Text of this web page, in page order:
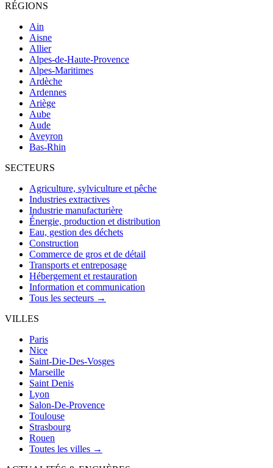
RÉGIONS
Ain
Aisne
Allier
Alpes-de-Haute-Provence
Alpes-Maritimes
Ardèche
Ardennes
Ariège
Aube
Aude
Aveyron
Bas-Rhin
SECTEURS
Agriculture, sylviculture et pêche
Industries extractives
Industrie manufacturière
Énergie, production et distribution
Eau, gestion des déchets
Construction
Commerce de gros et de détail
Transports et entreposage
Hébergement et restauration
Information et communication
Tous les secteurs →
VILLES
Paris
Nice
Saint-Die-Des-Vosges
Marseille
Saint Denis
Lyon
Salon-De-Provence
Toulouse
Strasbourg
Rouen
Toutes les villes →